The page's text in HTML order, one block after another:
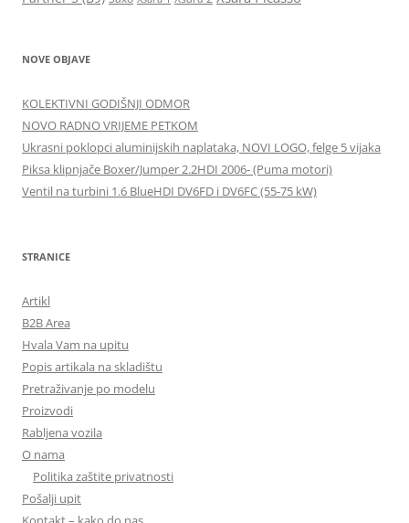
NOVE OBJAVE
KOLEKTIVNI GODIŠNJI ODMOR
NOVO RADNO VRIJEME PETKOM
Ukrasni poklopci aluminijskih naplataka, NOVI LOGO, felge 5 vijaka
Piksa klipnjače Boxer/Jumper 2.2HDI 2006- (Puma motori)
Ventil na turbini 1.6 BlueHDI DV6FD i DV6FC (55-75 kW)
STRANICE
Artikl
B2B Area
Hvala Vam na upitu
Popis artikala na skladištu
Pretraživanje po modelu
Proizvodi
Rabljena vozila
O nama
Politika zaštite privatnosti
Pošalji upit